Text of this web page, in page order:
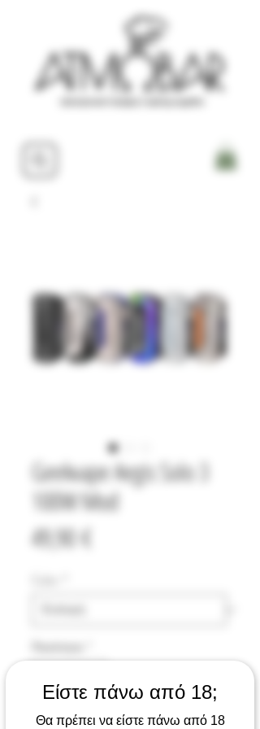
Είστε πάνω από 18;
Θα πρέπει να είστε πάνω από 18
Geekvape Aegis Solo 3
100W Mod
49,90 €